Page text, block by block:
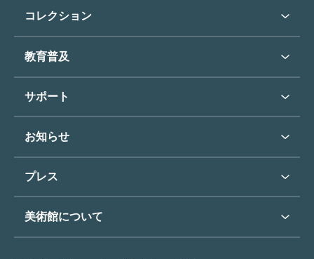
アクセス
団体のご利用について
バリアフリー／小さなお子様
フロアマップ
ミュージアムショップ
カフェ
次回の展覧会
展覧会スケジュール
過去の展覧会
通信販売トップ
コレクション
コレクショントップ
東郷青児
コレクションハイライト
教育普及
教育普及トップ
オンラインで美術鑑賞
博物館実習について
サポート
よくあるご質問
東郷⻘児作品著作権申請
お知らせ
お知らせトップ
プレス
プレスリリーストップ
美術館について